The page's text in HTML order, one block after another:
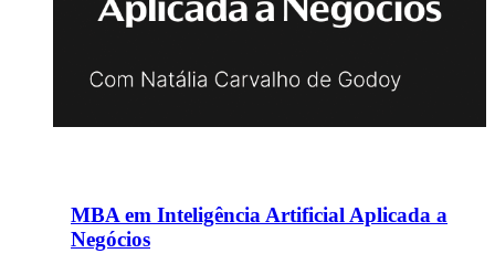
MBA em Inteligência Artificial Aplicada a
Negócios